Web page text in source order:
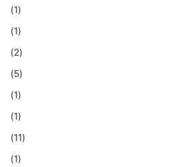
(1)
(1)
(2)
(5)
(1)
(1)
(11)
(1)